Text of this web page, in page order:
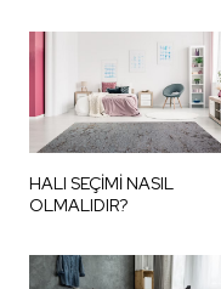
HALI SEÇİMİ NASIL
OLMALIDIR?